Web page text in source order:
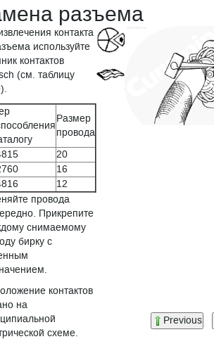
разъема
контакта
используйте
контактов
(см. таблицу
Размер
провода
20
16
12
провода
Прикрепите
снимаемому
бирку с
контактов
на
схеме.
Previous